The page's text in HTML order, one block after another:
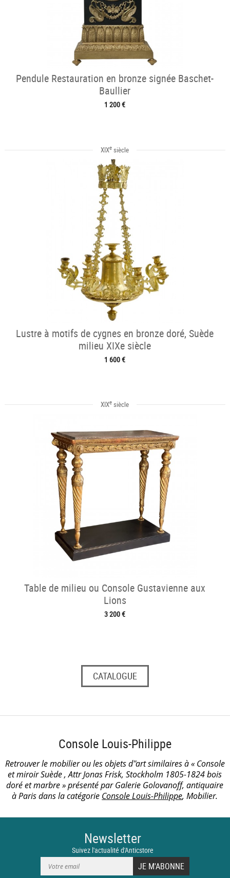
Pendule Restauration en bronze signée Baschet-
Baullier
1 200 €
XIXe siècle
Lustre à motifs de cygnes en bronze doré, Suède
milieu XIXe siècle
1 600 €
XIXe siècle
Table de milieu ou Console Gustavienne aux
Lions
3 200 €
CATALOGUE
Console Louis-Philippe
Retrouver le mobilier ou les objets d''art similaires à « Console
et miroir Suède , Attr Jonas Frisk, Stockholm 1805-1824 bois
doré et marbre » présenté par Galerie Golovanoff, antiquaire
à Paris dans la catégorie Console Louis-Philippe, Mobilier.
Newsletter
Suivez l'actualité d'Anticstore